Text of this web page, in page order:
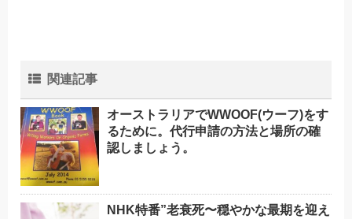
関連記事
オーストラリアでWWOOF(ウーフ)をす
るために。代行申請の方法と場所の確
認しましょう。
NHK特番”老衰死〜穏やかな最期を迎え